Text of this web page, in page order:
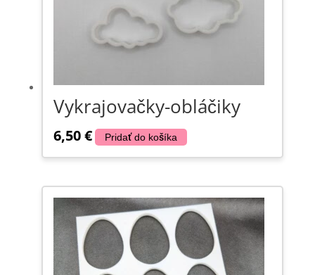
Vykrajovačky-obláčiky
6,50€ Pridať do košíka